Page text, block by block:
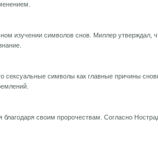
изучении символов снов. Миллер утверждал,
сексуальные символы как главные причины
своим пророчествам. Согласно